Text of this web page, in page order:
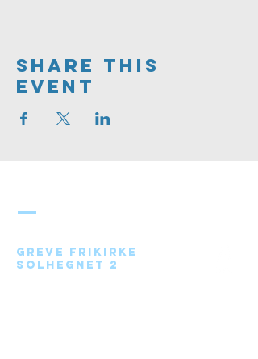
Share This
Event
Greve Frikirke
Solhegnet 2